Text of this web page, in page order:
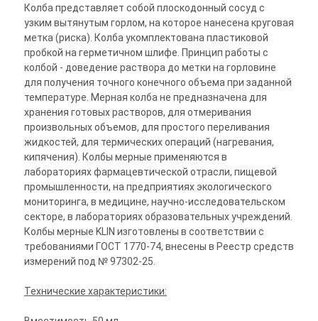
Колба представляет собой плоскодонный сосуд с
узким вытянутым горлом, на которое нанесена круговая
метка (риска). Колба укомплектована пластиковой
пробкой на герметичном шлифе. Принцип работы с
колбой - доведение раствора до метки на горловине
для получения точного конечного объема при заданной
температуре. Мерная колба не предназначена для
хранения готовых растворов, для отмеривания
произвольных объемов, для простого переливания
жидкостей, для термических операций (нагревания,
кипячения). Колбы мерные применяются в
лабораториях фармацевтической отрасли, пищевой
промышленности, на предприятиях экологического
мониторинга, в медицине, научно-исследовательском
секторе, в лабораториях образовательных учреждений.
Колбы мерные KLIN изготовлены в соответствии с
требованиями ГОСТ 1770-74, внесены в Реестр средств
измерений под № 97302-25.
Технические характеристики: